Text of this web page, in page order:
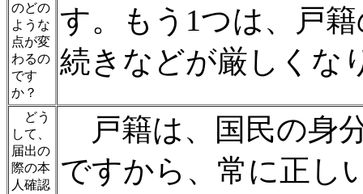
のどの
ような
点が変
わるの
です
か？
す。もう1つは、戸
続きなどが厳しくな
どう
して、
届出の
際の本
人確認
戸籍は、国民の身
ですから、常に正し